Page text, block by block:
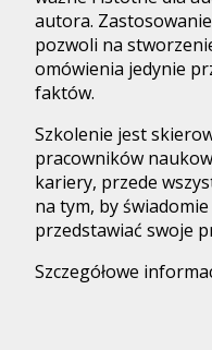
autora.
pozwoli na
omówienia jedynie
faktów.
Szkolenie jest
pracowników
kariery, przede
na tym, by
przedstawiać swoje
Szczegółowe